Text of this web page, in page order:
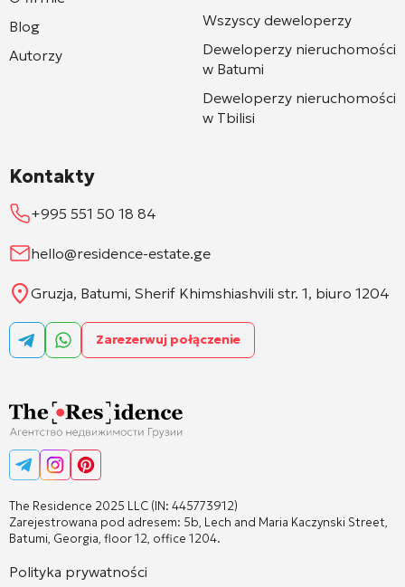
The Residence 2025 LLC (IN: 445773912)
Zarejestrowana pod adresem: 5b, Lech and Maria Kaczynski Street,
Batumi, Georgia, floor 12, office 1204.
Polityka prywatności
Blog
Autorzy
Wszyscy deweloperzy
Deweloperzy nieruchomości
w Batumi
Deweloperzy nieruchomości
w Tbilisi
Kontakty
+995 551 50 18 84
hello@residence-estate.ge
Gruzja, Batumi, Sherif Khimshiashvili str. 1, biuro 1204
Zarezerwuj połączenie